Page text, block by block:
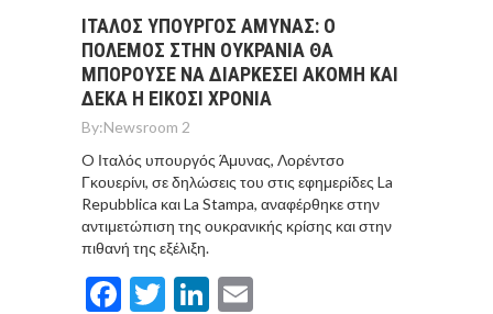
ΙΤΑΛΟΣ ΥΠΟΥΡΓΟΣ AΜΥΝΑΣ: Ο
ΠΟΛΕΜΟΣ ΣΤΗΝ ΟΥΚΡΑΝΙΑ ΘΑ
ΜΠΟΡΟΥΣΕ ΝΑ ΔΙΑΡΚΕΣΕΙ ΑΚΟΜΗ ΚΑΙ
ΔΕΚΑ Η ΕΙΚΟΣΙ ΧΡΟΝΙΑ
By:Newsroom 2
O Ιταλός υπουργός Άμυνας, Λορέντσο
Γκουερίνι, σε δηλώσεις του στις εφημερίδες La
Repubblica και La Stampa, αναφέρθηκε στην
αντιμετώπιση της ουκρανικής κρίσης και στην
πιθανή της εξέλιξη.
Facebook
TwitterLinkedIn